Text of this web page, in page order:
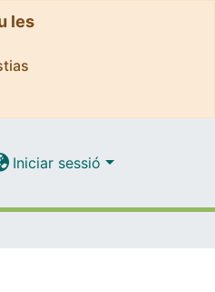
les
Iniciar sessió